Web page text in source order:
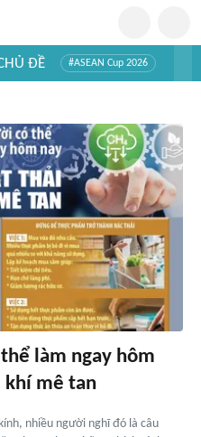
ĐỀ #ASEAN Cup 2026
làm ngay hôm
khí mê tan
nhiều người nghĩ đó là câu